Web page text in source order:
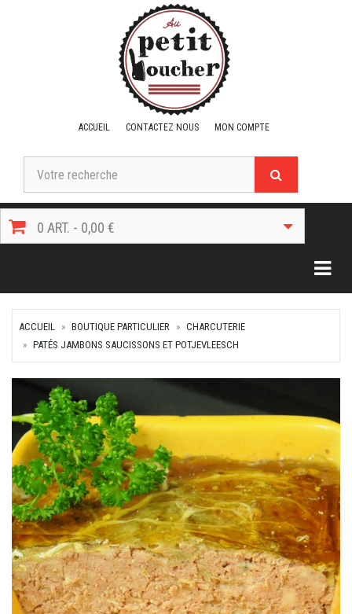
ACCUEIL CONTACTEZ NOUS MON COMPTE
0 ART. - 0,00 €
ACCUEIL BOUTIQUE PARTICULIER
CHARCUTERIE
PATÉS JAMBONS SAUCISSONS ET POTJEVLEESCH